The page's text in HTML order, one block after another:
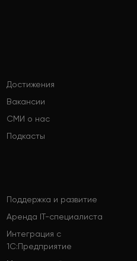
Достижения
Вакансии
СМИ о нас
Подкасты
Поддержка и развитие
Аренда IT-специалиста
Интеграция с
1С:Предприятие